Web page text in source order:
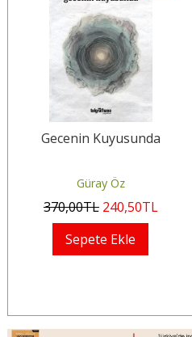
Gecenin Kuyusunda
Güray Öz
370,00TL 240,50TL
Sepete Ekle